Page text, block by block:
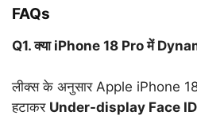
FAQs
Q1. क्या iPhone 18 Pro में
लीक्स के अनुसार Apple iPhone
हटाकर Under-display Face ID